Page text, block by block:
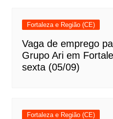
Fortaleza e Região (CE)
Vaga de emprego
Grupo Ari em
sexta (05/09)
Fortaleza e Região (CE)